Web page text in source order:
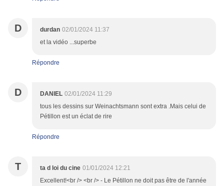
D durdan 02/01/2024 11:37
et la vidéo ...superbe
Répondre
D DANIEL 02/01/2024 11:29
tous les dessins sur Weinachtsmann sont extra .Mais celui de
Pétillon est un éclat de rire
Répondre
T ta d loi du cine 01/01/2024 12:21
Excellent!<br /> <br /> - Le Pétillon ne doit pas être de l'année